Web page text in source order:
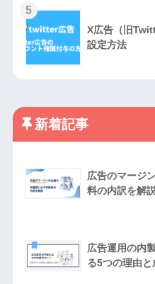
5
X広告（旧
設定方法
新着記事
広告のマージ
料の内訳を解
広告運用の内
る5つの理由